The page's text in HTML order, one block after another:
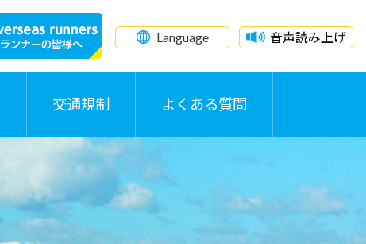
Language 音声読み上げ
交通規制 よくある質問